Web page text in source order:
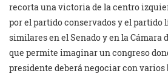
recorta una victoria de la centro
por el partido conservados y el partido
similares en el Senado y en la Cámara
que permite imaginar un congreso
presidente deberá negociar con